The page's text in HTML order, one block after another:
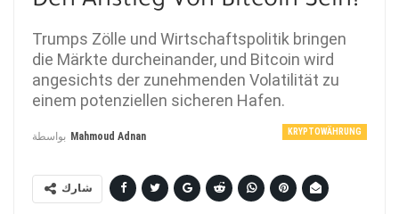
Trumps Zölle und Wirtschaftspolitik bringen
die Märkte durcheinander, und Bitcoin wird
angesichts der zunehmenden Volatilität zu
einem potenziellen sicheren Hafen.
KRYPTOWÄHRUNG
Mahmoud Adnan
شارك